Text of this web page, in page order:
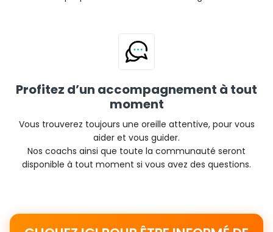
Profitez d’un accompagnement à tout
moment
Vous trouverez toujours une oreille attentive, pour vous
aider et vous guider.
Nos coachs ainsi que toute la communauté seront
disponible à tout moment si vous avez des questions.